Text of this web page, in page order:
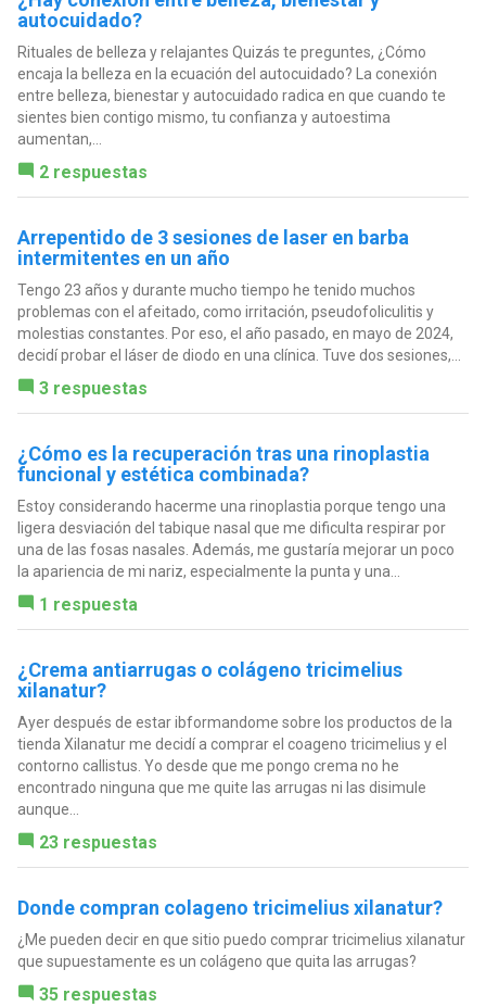
autocuidado?
Rituales de belleza y relajantes Quizás te preguntes, ¿Cómo
encaja la belleza en la ecuación del autocuidado? La conexión
entre belleza, bienestar y autocuidado radica en que cuando te
sientes bien contigo mismo, tu confianza y autoestima
aumentan,...
2 respuestas
Arrepentido de 3 sesiones de laser en barba
intermitentes en un año
Tengo 23 años y durante mucho tiempo he tenido muchos
problemas con el afeitado, como irritación, pseudofoliculitis y
molestias constantes. Por eso, el año pasado, en mayo de 2024,
decidí probar el láser de diodo en una clínica. Tuve dos sesiones,...
3 respuestas
¿Cómo es la recuperación tras una rinoplastia
funcional y estética combinada?
Estoy considerando hacerme una rinoplastia porque tengo una
ligera desviación del tabique nasal que me dificulta respirar por
una de las fosas nasales. Además, me gustaría mejorar un poco
la apariencia de mi nariz, especialmente la punta y una...
1 respuesta
¿Crema antiarrugas o colágeno tricimelius
xilanatur?
Ayer después de estar ibformandome sobre los productos de la
tienda Xilanatur me decidí a comprar el coageno tricimelius y el
contorno callistus. Yo desde que me pongo crema no he
encontrado ninguna que me quite las arrugas ni las disimule
aunque...
23 respuestas
Donde compran colageno tricimelius xilanatur?
¿Me pueden decir en que sitio puedo comprar tricimelius xilanatur
que supuestamente es un colágeno que quita las arrugas?
35 respuestas